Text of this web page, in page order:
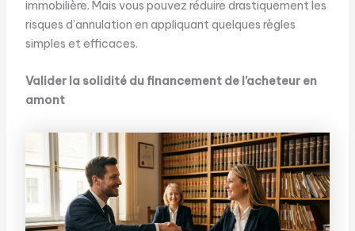
immobilière. Mais vous pouvez réduire drastiquement les
risques d’annulation en appliquant quelques règles
simples et efficaces.
Valider la solidité du financement de l’acheteur en
amont